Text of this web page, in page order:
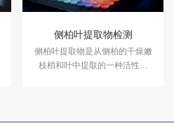
侧柏叶提取物检测
侧柏叶提取物是从侧柏的干燥嫩
枝梢和叶中提取的一种活性物